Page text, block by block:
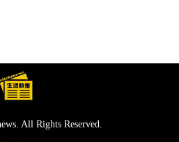
All Rights Reserved.